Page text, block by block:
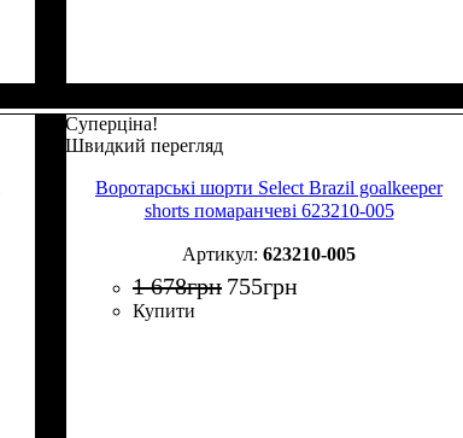
Суперціна!
Швидкий перегляд
Воротарські шорти Select Brazil goalkeeper
shorts помаранчеві 623210-005
623210-005
1 678грн 755грн
Купити